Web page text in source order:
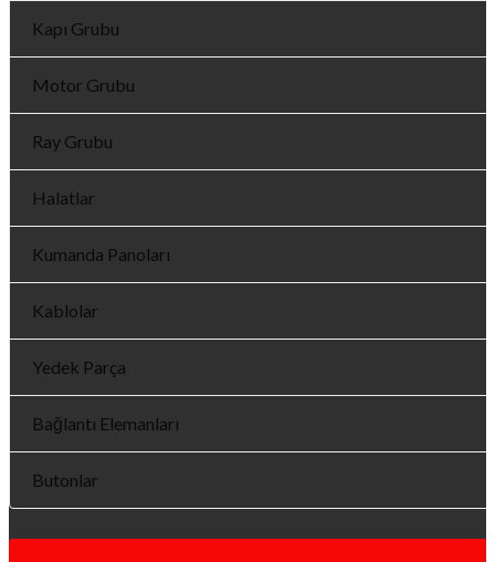
Kapı Grubu
Motor Grubu
Ray Grubu
Halatlar
Kumanda Panoları
Kablolar
Yedek Parça
Bağlantı Elemanları
Butonlar